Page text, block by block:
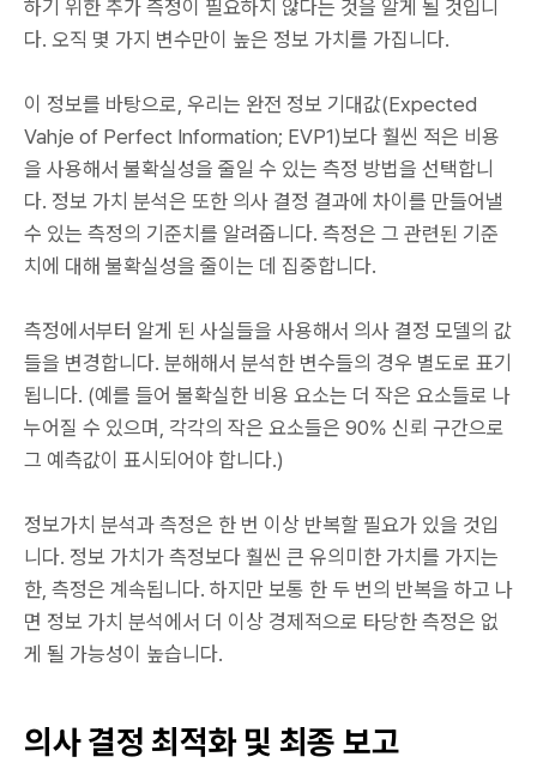
하기 위한 추가 측정이 필요하지 않다는 것을 알게 될 것입니
다. 오직 몇 가지 변수만이 높은 정보 가치를 가집니다.
이 정보를 바탕으로, 우리는 완전 정보 기대값(Expected
Vahje of Perfect Information; EVP1)보다 훨씬 적은 비용
을 사용해서 불확실성을 줄일 수 있는 측정 방법을 선택합니
다. 정보 가치 분석은 또한 의사 결정 결과에 차이를 만들어낼
수 있는 측정의 기준치를 알려줍니다. 측정은 그 관련된 기준
치에 대해 불확실성을 줄이는 데 집중합니다.
측정에서부터 알게 된 사실들을 사용해서 의사 결정 모델의 값
들을 변경합니다. 분해해서 분석한 변수들의 경우 별도로 표기
됩니다. (예를 들어 불확실한 비용 요소는 더 작은 요소들로 나
누어질 수 있으며, 각각의 작은 요소들은 90% 신뢰 구간으로
그 예측값이 표시되어야 합니다.)
정보가치 분석과 측정은 한 번 이상 반복할 필요가 있을 것입
니다. 정보 가치가 측정보다 훨씬 큰 유의미한 가치를 가지는
한, 측정은 계속됩니다. 하지만 보통 한 두 번의 반복을 하고 나
면 정보 가치 분석에서 더 이상 경제적으로 타당한 측정은 없
게 될 가능성이 높습니다.
의사 결정 최적화 및 최종 보고